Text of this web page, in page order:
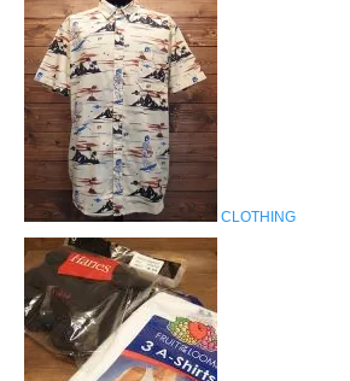
CLOTHING